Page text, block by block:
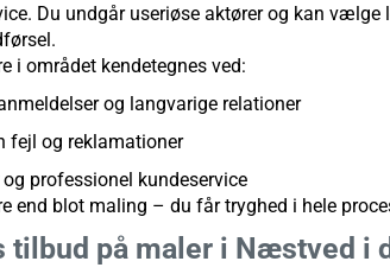
Du undgår useriøse aktører og kan vælge
i området kendetegnes ved:
og langvarige relationer
fejl og reklamationer
professionel kundeservice
end blot maling – du får tryghed i hele
tilbud på maler i Næstved i